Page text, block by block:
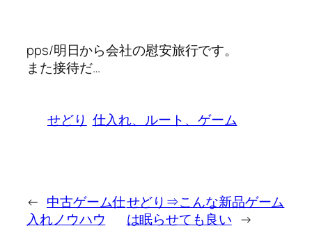
pps/明日から会社の慰安旅行です。
また接待だ…
せどり 仕入れ、ルート、ゲーム
← 中古ゲーム仕
入れノウハウ
せどり⇒こんな新品ゲーム
は眠らせても良い →